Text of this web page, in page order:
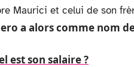
Maurici et celui de son
a alors comme nom
est son salaire ?